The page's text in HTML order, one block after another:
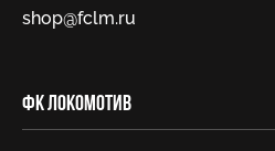
shop@fсlm.ru
ФК Локомотив